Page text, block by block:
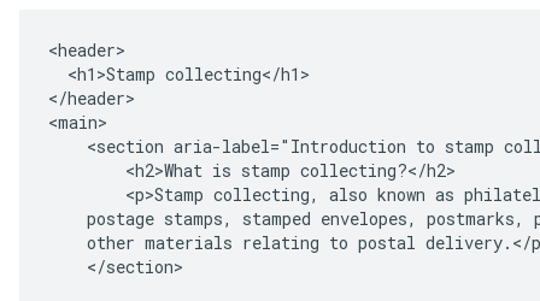
<header>
  <h1>Stamp collecting</h1>
</header>
<main>
<section aria-label="Introduction to stamp
        <h2>What is stamp collecting?</h2>
<p>Stamp collecting, also known as
postage stamps, stamped envelopes, postmarks,
other materials relating to postal delivery.</
    </section>